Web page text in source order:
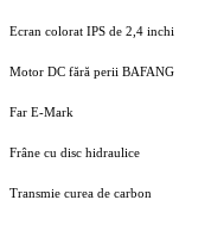
Ecran colorat IPS de 2,4 inchi
Motor DC fără perii BAFANG
Far E-Mark
Frâne cu disc hidraulice
Transmie curea de carbon